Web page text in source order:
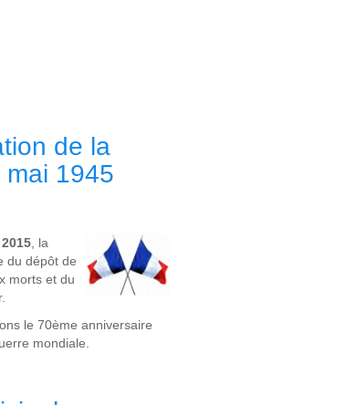
de la
1945
, la
du dépôt de
morts et du
le 70ème anniversaire
mondiale.